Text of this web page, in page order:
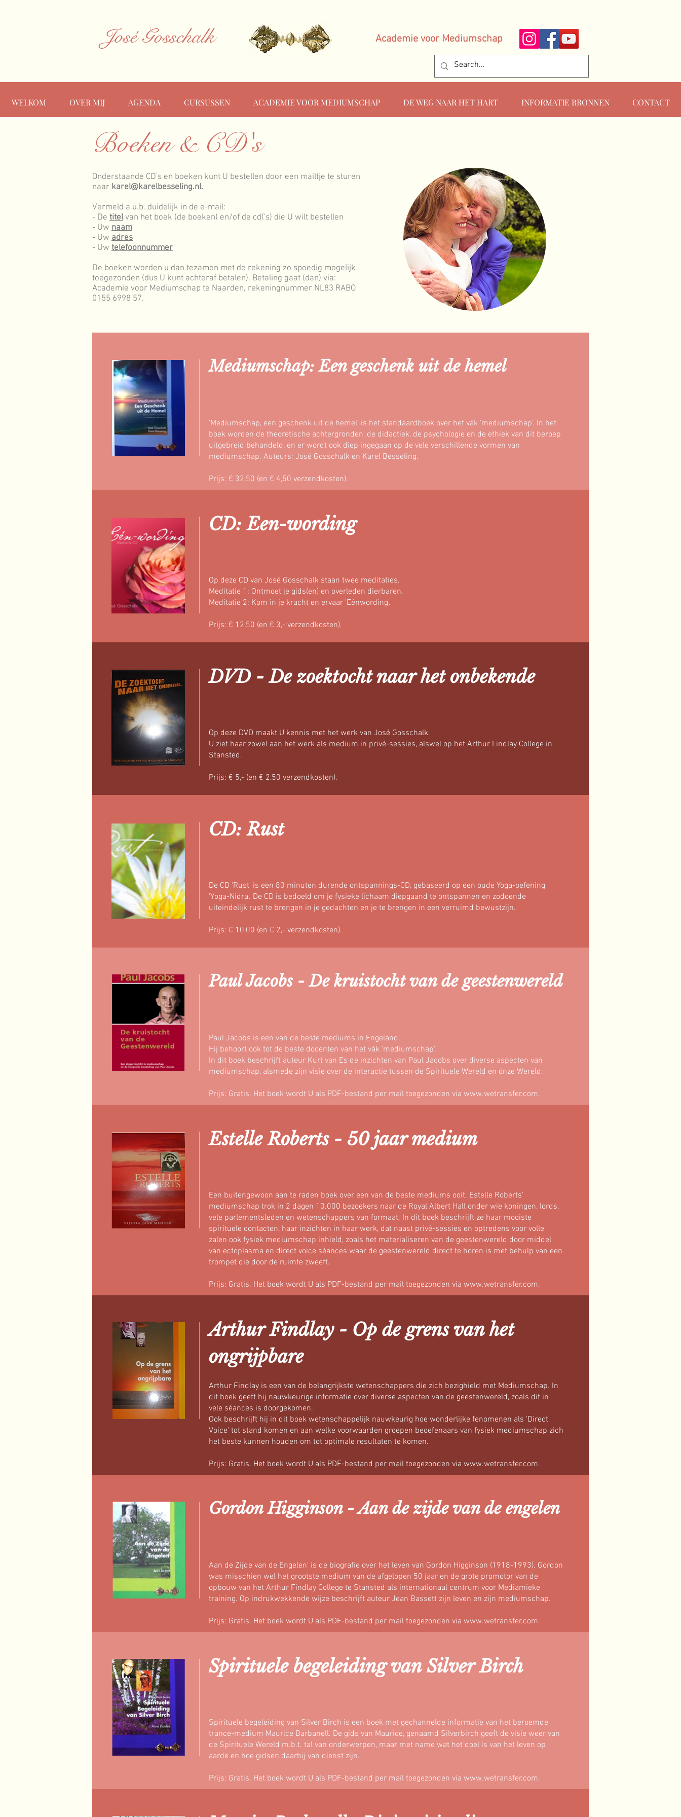
José Gosschalk Academie voor Mediumschap
WELKOM OVER MIJ AGENDA CURSUSSEN ACADEMIE VOOR MEDIUMSCHAP DE WEG NAAR HET HART INFORMATIE BRONNEN CONTACT
Boeken & CD's
Onderstaande CD's en boeken kunt U bestellen door een mailtje te sturen
naar karel@karelbesseling.nl.
Vermeld a.u.b. duidelijk in de e-mail:
- De titelvan het boek (de boeken) en/of de cd('s) die U wilt bestellen
- Uw naam
- Uw adres
- Uw telefoonnummer
De boeken worden u dan tezamen met de rekening zo spoedig mogelijk
toegezonden (dus U kunt achteraf betalen). Betaling gaat (dan) via:
Academie voor Mediumschap te Naarden, rekeningnummer NL83 RABO
0155 6998 57.
Mediumschap: Een geschenk uit de hemel
‘Mediumschap, een geschenk uit de hemel’ is het standaardboek over het vák ‘mediumschap’. In het
boek worden de theoretische achtergronden, de didactiek, de psychologie en de ethiek van dit beroep
uitgebreid behandeld, en er wordt ook diep ingegaan op de vele verschillende vormen van
mediumschap. Auteurs: José Gosschalk en Karel Besseling.
Prijs: € 32,50 (en € 4,50 verzendkosten).
CD: Een-wording
Op deze CD van José Gosschalk staan twee meditaties.
Meditatie 1: Ontmoet je gids(en) en overleden dierbaren.
Meditatie 2: Kom in je kracht en ervaar 'Eénwording'.
Prijs: € 12,50 (en € 3,- verzendkosten).
DVD - De zoektocht naar het onbekende
Op deze DVD maakt U kennis met het werk van José Gosschalk.
U ziet haar zowel aan het werk als medium in privé-sessies, alswel op het Arthur Lindlay College in
Stansted.
Prijs: € 5,- (en € 2,50 verzendkosten).
CD: Rust
De CD 'Rust' is een 80 minuten durende ontspannings-CD, gebaseerd op een oude Yoga-oefening
'Yoga-Nidra'. De CD is bedoeld om je fysieke lichaam diepgaand te ontspannen en zodoende
uiteindelijk rust te brengen in je gedachten en je te brengen in een verruimd bewustzijn.
Prijs: € 10,00 (en € 2,- verzendkosten).
Paul Jacobs - De kruistocht van de geestenwereld
Paul Jacobs is een van de beste mediums in Engeland.
Hij behoort ook tot de beste docenten van het vák 'mediumschap'.
In dit boek beschrijft auteur Kurt van Es de inzichten van Paul Jacobs over diverse aspecten van
mediumschap, alsmede zijn visie over de interactie tussen de Spirituele Wereld en ónze Wereld.
Prijs: Gratis. Het boek wordt U als PDF-bestand per mail toegezonden via www.wetransfer.com.
Estelle Roberts - 50 jaar medium
Een buitengewoon aan te raden boek over een van de beste mediums ooit. Estelle Roberts'
mediumschap trok in 2 dagen 10.000 bezoekers naar de Royal Albert Hall onder wie koningen, lords,
vele parlementsleden en wetenschappers van formaat. In dit boek beschrijft ze haar mooiste
spirituele contacten, haar inzichten in haar werk, dat naast privé-sessies en optredens voor volle
zalen ook fysiek mediumschap inhield, zoals het materialiseren van de geestenwereld door middel
van ectoplasma en direct voice séances waar de geestenwereld direct te horen is met behulp van een
trompet die door de ruimte zweeft.
Prijs: Gratis. Het boek wordt U als PDF-bestand per mail toegezonden via www.wetransfer.com.
Arthur Findlay - Op de grens van het
ongrijpbare
Arthur Findlay is een van de belangrijkste wetenschappers die zich bezighield met Mediumschap. In
dit boek geeft hij nauwkeurige informatie over diverse aspecten van de geestenwereld, zoals dit in
vele séances is doorgekomen.
Ook beschrijft hij in dit boek wetenschappelijk nauwkeurig hoe wonderlijke fenomenen als 'Direct
Voice' tot stand komen en aan welke voorwaarden groepen beoefenaars van fysiek mediumschap zich
het beste kunnen houden om tot optimale resultaten te komen.
Prijs: Gratis. Het boek wordt U als PDF-bestand per mail toegezonden via www.wetransfer.com.
Gordon Higginson - Aan de zijde van de engelen
Aan de Zijde van de Engelen' is de biografie over het leven van Gordon Higginson (1918-1993). Gordon
was misschien wel het grootste medium van de afgelopen 50 jaar en de grote promotor van de
opbouw van het Arthur Findlay College te Stansted als internationaal centrum voor Mediamieke
training. Op indrukwekkende wijze beschrijft auteur Jean Bassett zijn leven en zijn mediumschap.
Prijs: Gratis. Het boek wordt U als PDF-bestand per mail toegezonden via www.wetransfer.com.
Spirituele begeleiding van Silver Birch
Spirituele begeleiding van Silver Birch is een boek met gechannelde informatie van het beroemde
trance-medium Maurice Barbanell. De gids van Maurice, genaamd Silverbirch geeft de visie weer van
de Spirituele Wereld m.b.t. tal van onderwerpen, maar met name wat het doel is van het leven op
aarde en hoe gidsen daarbij van dienst zijn.
Prijs: Gratis. Het boek wordt U als PDF-bestand per mail toegezonden via www.wetransfer.com.